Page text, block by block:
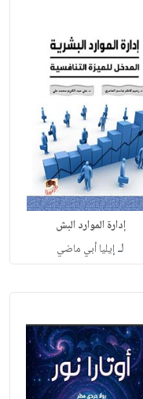
إدارة الموارد البش
لـإيليا أبي ماضي